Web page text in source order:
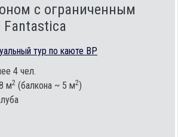
c ограниченным
Fantastica
тур по каюте BP
4 чел.
м2 (балкона ~ 5 м2)